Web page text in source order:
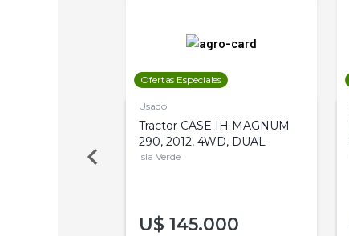
Ofertas Especiales
Usado
Tractor CASE IH MAGNUM
290, 2012, 4WD, DUAL
Isla Verde
U$ 145.000